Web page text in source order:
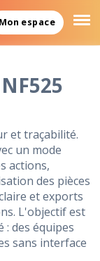
Mon espace
et traçabilité.
un mode
actions,
des pièces
et exports
L'objectif est
des équipes
sans interface